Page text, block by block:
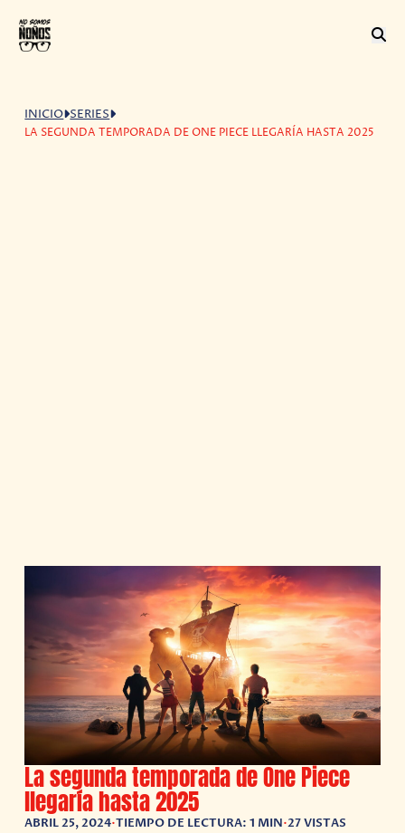
INICIO SERIES
LA SEGUNDA TEMPORADA DE ONE PIECE LLEGARÍA HASTA 2025
La segunda temporada de One Piece
llegaría hasta 2025
ABRIL 25, 2024•TIEMPO DE LECTURA: 1 MIN•27 VISTAS